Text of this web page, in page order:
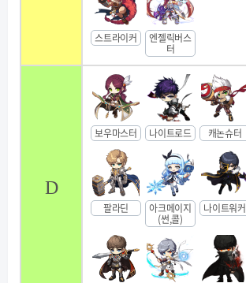
스트라이커 엔젤릭버스
터
D
보우마스터 나이트로드 캐논슈터
팔라딘 아크메이지
(썬,콜)
나이트워커